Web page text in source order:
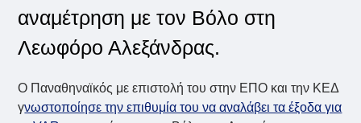
αναμέτρηση με τον Βόλο στη
Λεωφόρο Αλεξάνδρας.
Ο Παναθηναϊκός με επιστολή του στην ΕΠΟ και την ΚΕΔ
γνωστοποίησε την επιθυμία του να αναλάβει τα έξοδα για